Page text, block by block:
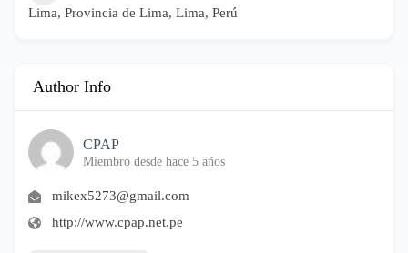
Lima, Provincia de Lima, Lima, Perú
Author Info
CPAP
Miembro desde hace 5 años
mikex5273@gmail.com
http://www.cpap.net.pe